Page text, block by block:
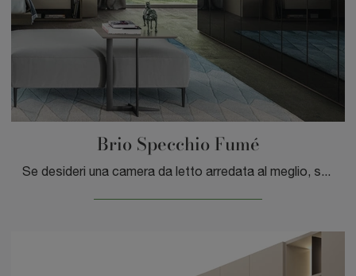
Brio Specchio Fumé
Se desideri una camera da letto arredata al meglio, scegli l'armadio Brio Specchio Fumé con ante battenti di Tagliabue Mobili!